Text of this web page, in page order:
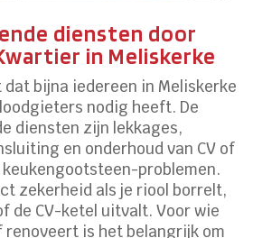
diensten door
in Meliskerke
bijna iedereen in Meliskerke
nodig heeft. De
diensten zijn lekkages,
en onderhoud van CV of
problemen.
zekerheid als je riool borrelt,
de CV-ketel uitvalt. Voor wie
is het belangrijk om